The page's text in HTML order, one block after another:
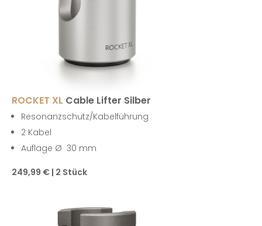
ROCKET XL Cable Lifter Silber
Resonanzschutz/Kabelführung
2 Kabel
Auflage Ø 30 mm
249,99 € | 2 Stück